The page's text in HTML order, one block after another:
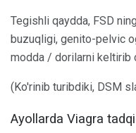
Tegishli qaydda, FSD
buzuqligi, genito-pelvic
modda / dorilarni keltirib
(Ko'rinib turibdiki, DSM
Ayollarda Viagra